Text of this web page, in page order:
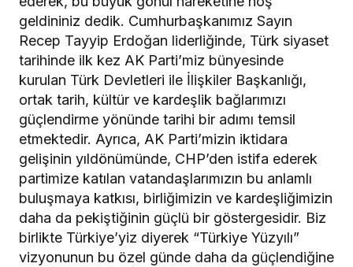
geldininiz dedik. Cumhurbaşkanımız Sayın
Recep Tayyip Erdoğan liderliğinde, Türk siyaset
tarihinde ilk kez AK Parti’miz bünyesinde
kurulan Türk Devletleri ile İlişkiler Başkanlığı,
ortak tarih, kültür ve kardeşlik bağlarımızı
güçlendirme yönünde tarihi bir adımı temsil
etmektedir. Ayrıca, AK Parti’mizin iktidara
gelişinin yıldönümünde, CHP’den istifa ederek
partimize katılan vatandaşlarımızın bu anlamlı
buluşmaya katkısı, birliğimizin ve kardeşliğimizin
daha da pekiştiğinin güçlü bir göstergesidir. Biz
birlikte Türkiye’yiz diyerek “Türkiye Yüzyılı”
vizyonunun bu özel günde daha da güçlendiğine